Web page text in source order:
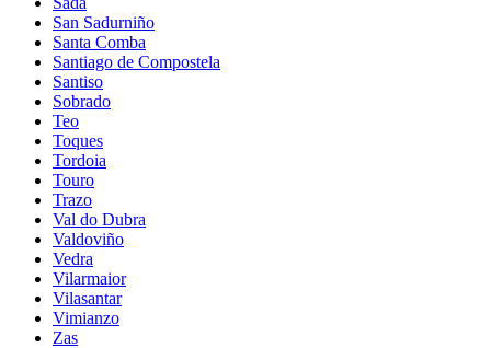
San Sadurniño
Santa Comba
Santiago de Compostela
Santiso
Sobrado
Teo
Toques
Tordoia
Touro
Trazo
Val do Dubra
Valdoviño
Vedra
Vilarmaior
Vilasantar
Vimianzo
Zas